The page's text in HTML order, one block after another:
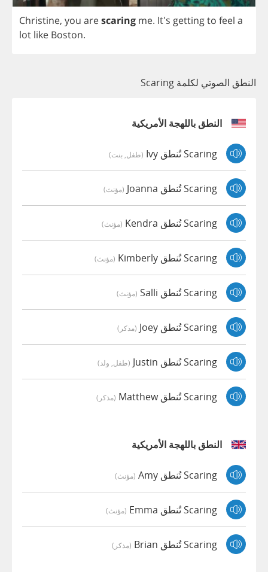
Christine, you arescaring me. It's gettingto feel a
lot like Boston.
النطق الصوتي لكلمة Scaring
النطق باللهجة الأمريكية
Scaring تُنطق Ivy (طفل, بنت)
Scaring تُنطق Joanna (مؤنث)
Scaring تُنطق Kendra (مؤنث)
Scaring تُنطق Kimberly (مؤنث)
Scaring تُنطق Salli (مؤنث)
Scaring تُنطق Joey (مذكر)
Scaring تُنطق Justin (طفل, ولد)
Scaring تُنطق Matthew (مذكر)
النطق باللهجة الأمريكية
Scaring تُنطق Amy (مؤنث)
Scaring تُنطق Emma (مؤنث)
Scaring تُنطق Brian (مذكر)